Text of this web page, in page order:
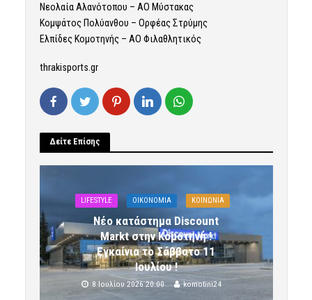
Νεολαία Αλανότοπου – ΑΟ Μύστακας
Κομψάτος Πολύανθου – Ορφέας Στρύμης
Ελπίδες Κομοτηνής – ΑΟ Φιλαθλητικός
thrakisports.gr
Δείτε Επίσης
LIFESTYLE OIKONOMIA ΚΟΙΝΩΝΙΑ
Νέο κατάστημα Discount
Markt στην Κομοτηνή !
Εγκαίνια το Σάββατο 11
Ιουλίου !
8 Ιουλίου 2026 20:00 komotini24